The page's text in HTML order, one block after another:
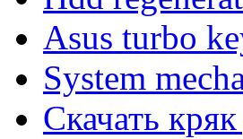
Asus turbo
System
Скачать